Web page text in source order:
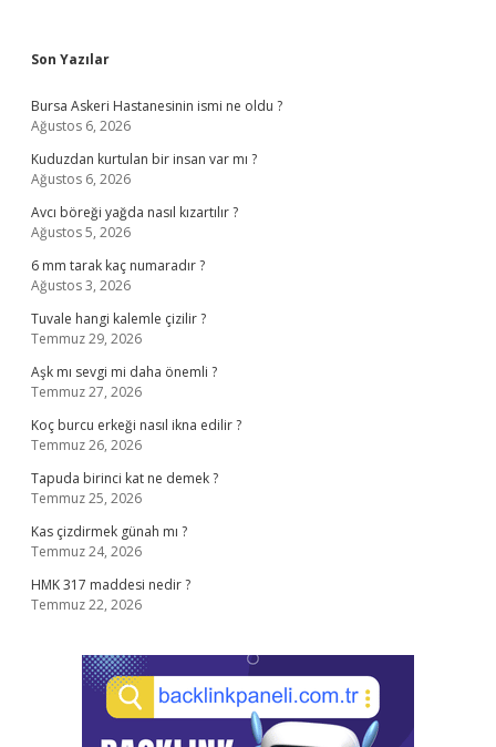
Sidebar
Son Yazılar
Bursa Askeri Hastanesinin ismi ne oldu ?
Ağustos 6, 2026
Kuduzdan kurtulan bir insan var mı ?
Ağustos 6, 2026
Avcı böreği yağda nasıl kızartılır ?
Ağustos 5, 2026
6 mm tarak kaç numaradır ?
Ağustos 3, 2026
Tuvale hangi kalemle çizilir ?
Temmuz 29, 2026
Aşk mı sevgi mi daha önemli ?
Temmuz 27, 2026
Koç burcu erkeği nasıl ikna edilir ?
Temmuz 26, 2026
Tapuda birinci kat ne demek ?
Temmuz 25, 2026
Kas çizdirmek günah mı ?
Temmuz 24, 2026
HMK 317 maddesi nedir ?
Temmuz 22, 2026